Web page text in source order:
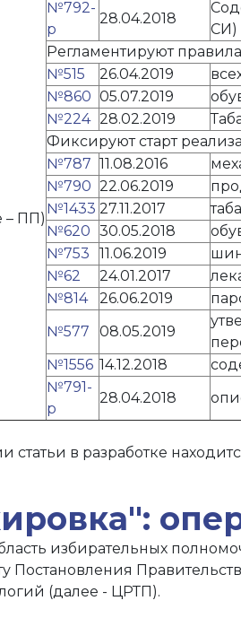
– ПП)
№792-
р
28.04.2018
СИ)
Регламентируют
№515
26.04.2019
№860 05.07.2019
№224 28.02.2019
Фиксируют старт
№787 11.08.2016
№790 22.06.2019
№1433 27.11.2017
№620 30.05.2018
№753
11.06.2019
№62
24.01.2017
№814
26.06.2019
№577
08.05.2019
№1556 14.12.2018
№791-
р
28.04.2018
статьи в разработке
избирательных
Постановления
(далее - ЦРТП).